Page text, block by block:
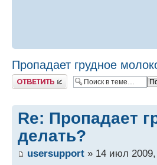
Пропадает грудное
Ответить
Re: Пропадает
делать?
usersupport » 14 июл